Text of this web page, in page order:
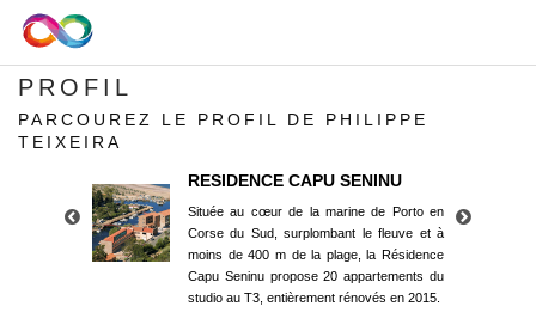
PROFIL
PARCOUREZ LE PROFIL DE PHILIPPE
TEIXEIRA
RESIDENCE CAPU SENINU
Située au cœur de la marine de Porto en
Corse du Sud, surplombant le fleuve et à
moins de 400 m de la plage, la Résidence
Capu Seninu propose 20 appartements du
studio au T3, entièrement rénovés en 2015.